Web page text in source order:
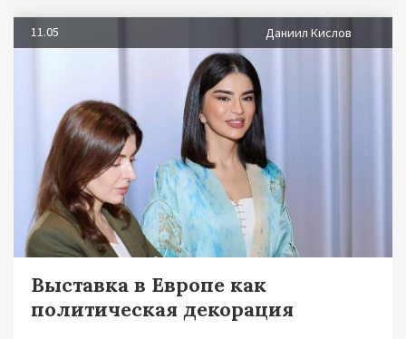
11.05 Даниил Кислов
Выставка в Европе как
политическая декорация